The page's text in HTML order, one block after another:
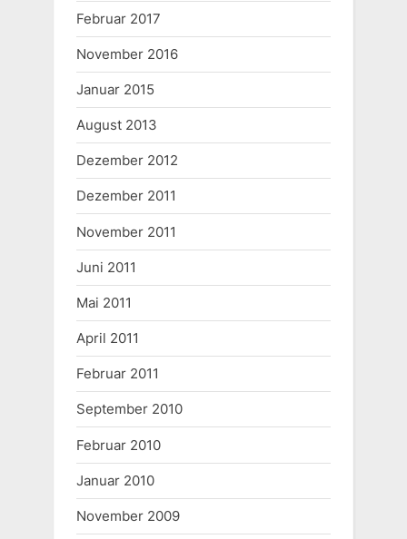
Februar 2017
November 2016
Januar 2015
August 2013
Dezember 2012
Dezember 2011
November 2011
Juni 2011
Mai 2011
April 2011
Februar 2011
September 2010
Februar 2010
Januar 2010
November 2009